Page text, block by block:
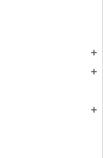
add
add
add